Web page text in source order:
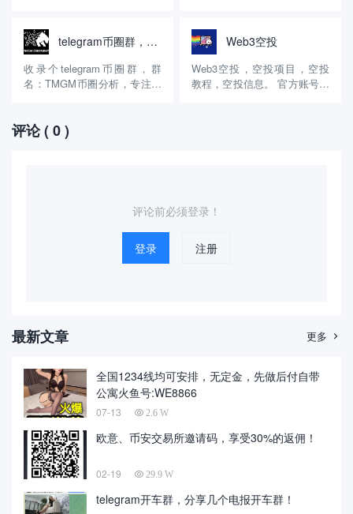
@Goodlife_Crypto_Channel
群组介绍：这个币圈电报群创
建的时间不长，去年6月份创
建的，是韩国的一个博主创建
@kuaiche888 群组介绍：这个
币圈群创建的时间很长了，算
是早期的币圈群了，不过这个
是粉丝群，只要交流铭文、
telegram币圈群，TMGM币圈分析
收录个telegram币圈群，群
名：TMGM币圈分析，专注二
@btcyouliang 群组介绍：这个
币圈群创建的时间不长，去年
Web3空投
Web3空投，空投项目，空投
教程，空投信息。 官方账号：
评论( 0 )
评论前必须登录！
登录 注册
最新文章 更多 
全国1234线均可安排，无定金，先做后付自带
公寓火鱼号:WE8866
07-13 2.6 W
欧意、币安交易所邀请码，享受30%的返佣！
02-19 29.9 W
telegram开车群，分享几个电报开车群！